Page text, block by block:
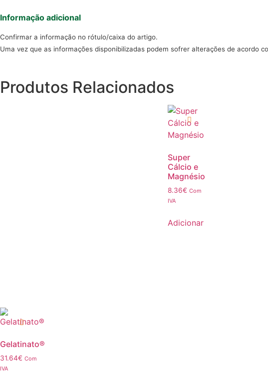
Informação adicional
Confirmar a informação no rótulo/caixa do artigo.
Uma vez que as informações disponibilizadas podem sofrer alterações de acordo
Produtos Relacionados
Super
Cálcio e
Magnésio
8.36€ Com
IVA
Adicionar
Gelatinato®
31.64€ Com
IVA